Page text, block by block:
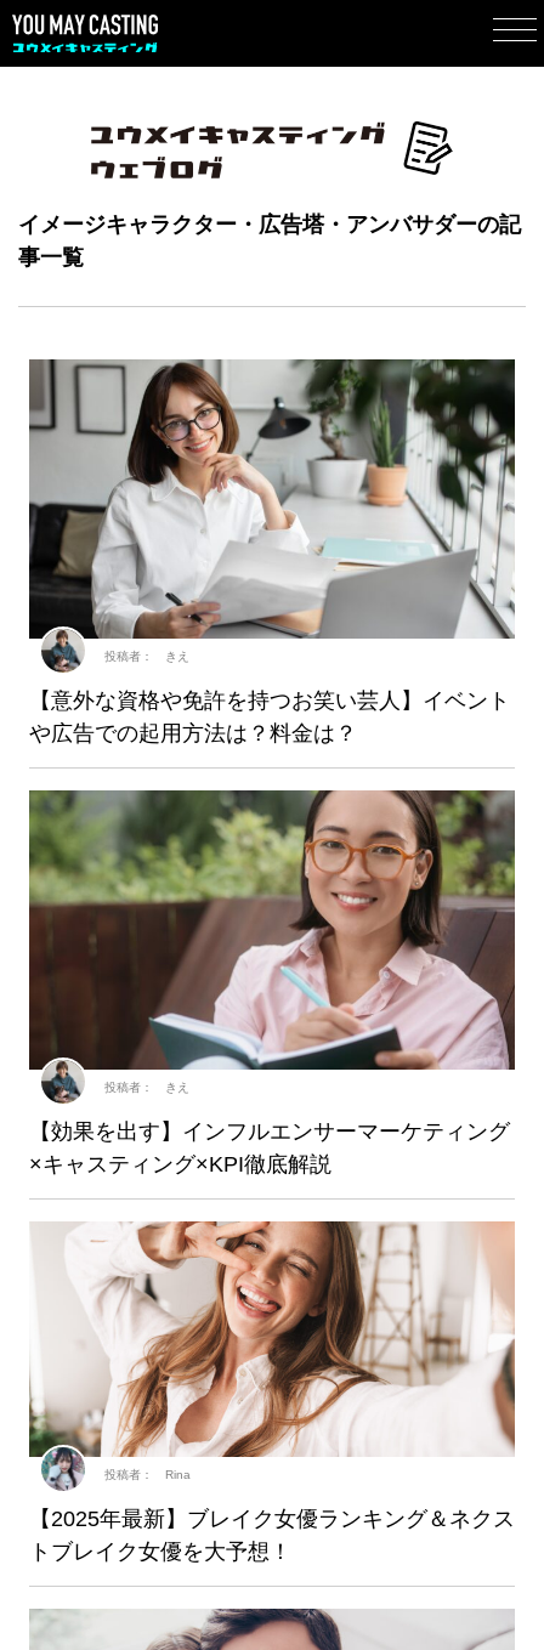
イメージキャラクター・広告塔・アンバサダーの記
事一覧
【意外な資格や免許を持つお笑い芸人】イベント
や広告での起用方法は？料金は？
投稿者： きえ
【効果を出す】インフルエンサーマーケティング
×キャスティング×KPI徹底解説
投稿者： きえ
【2025年最新】ブレイク女優ランキング＆ネクス
トブレイク女優を大予想！
投稿者： Rina